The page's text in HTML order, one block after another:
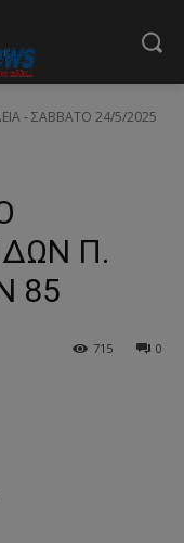
- ΣΑΒΒΑΤΟ 24/5/2025
Π.
85
0
715